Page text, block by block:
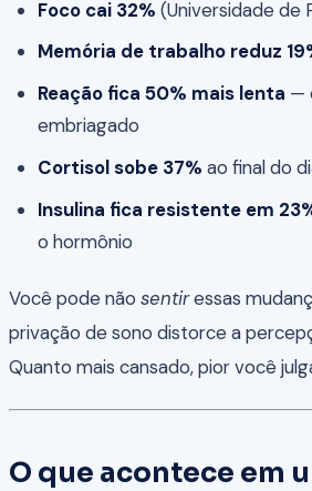
Foco cai 32% (Universidade de
Memória de trabalho reduz
Reação fica 50% mais lenta —
embriagado
Cortisol sobe 37% ao final do
Insulina fica resistente em
o hormônio
Você pode não sentiressas
privação de sono distorce a
Quanto mais cansado, pior você
O que acontece em